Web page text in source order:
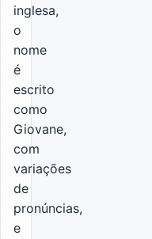
inglesa,
o
nome
é
escrito
como
Giovane,
com
variações
de
pronúncias,
e